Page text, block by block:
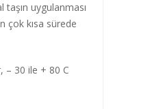
uygulanması
çok kısa sürede
– 30 ile + 80 C